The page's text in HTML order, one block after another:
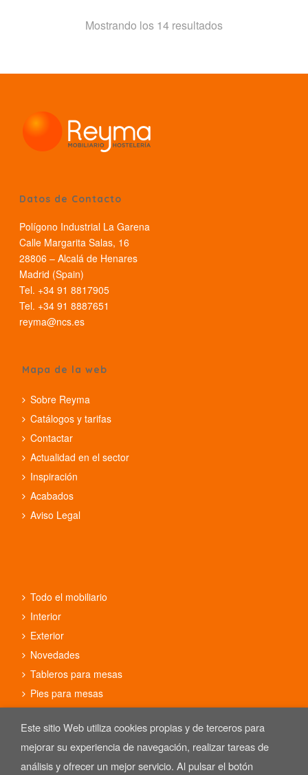
Mostrando los 14 resultadosOrdenado
Datos de Contacto
Polígono Industrial La Garena
Calle Margarita Salas, 16
28806 – Alcalá de Henares
Madrid (Spain)
Tel. +34 91 8817905
Tel. +34 91 8887651
reyma@ncs.es
Mapa de la web
Sobre Reyma
Catálogos y tarifas
Contactar
Actualidad en el sector
Inspiración
Acabados
Aviso Legal
Todo el mobiliario
Interior
Exterior
Novedades
Tableros para mesas
Pies para mesas
Este sitio Web utiliza cookies propias y de terceros para
mejorar su experiencia de navegación, realizar tareas de
análisis y ofrecer un mejor servicio. Al pulsar el botón